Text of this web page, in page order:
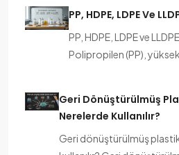
PP, HDPE, LDPE Ve
PP, HDPE, LDPE ve
Polipropilen (PP),
Geri Dönüştürülmüş
Nerelerde Kullanılır?
Geri dönüştürülmüş